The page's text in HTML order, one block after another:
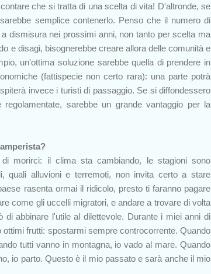
che si tratta di una scelta di vita! D'altronde, se
semplice contenerlo. Penso che il numero di
dismisura nei prossimi anni, non tanto per scelta ma
e disagi, bisognerebbe creare allora delle comunità e
un'ottima soluzione sarebbe quella di prendere in
(fattispecie non certo rara): una parte potrà
invece i turisti di passaggio. Se si diffondessero
sarebbe un grande vantaggio per la
morirci: il clima sta cambiando, le stagioni sono
quali alluvioni e terremoti, non invita certo a stare
rasenta ormai il ridicolo, presto ti faranno pagare
come gli uccelli migratori, e andare a trovare di volta
abbinare l'utile al dilettevole. Durante i miei anni di
frutti: spostarmi sempre controcorrente. Quando
tutti vanno in montagna, io vado al mare. Quando
io parto. Questo è il mio passato e sarà anche il mio